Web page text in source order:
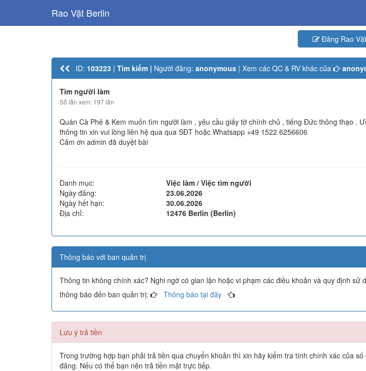
Rao Vặt Berlin
Đăng Rao Vặt
ID: 103223 | Tìm kiếm | Người đăng: anonymous | Xem các QC & RV khác của
Tìm người làm
Số lần xem: 197 lần
Quán Cà Phê & Kem muốn tìm người làm , yêu cầu giấy tờ chính chủ , tiếng Đức thông thạo .
thông tin xin vui lòng liên hệ qua qua SĐT hoặc Whatsapp +49 1522 6256606
Cảm ơn admin đã duyệt bài
Danh mục:
Việc làm / Việc tìm người
Ngày đăng:
23.06.2026
Ngày hết hạn:
30.06.2026
Địa chỉ:
12476 Berlin (Berlin)
Thông báo với ban quản trị
Thông tin không chính xác? Nghi ngờ có gian lận hoặc vi phạm các điều khoản và quy định sử
thông báo đến ban quản trị:
Thông báo tại đây
Lưu ý trả tiền
Trong trường hợp bạn phải trả tiền qua chuyển khoản thì xin hãy kiểm tra tính chính xác của
đăng. Nếu có thể bạn nên trả tiền mặt trực tiếp.